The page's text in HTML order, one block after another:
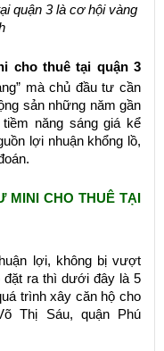
quận 3 là cơ hội vàng
cho thuê tại quận 3
mà chủ đầu tư cần
sản những năm gần
năng sáng giá kể
lợi nhuận khổng lồ,
MINI CHO THUÊ TẠI
lợi, không bị vượt
đặt ra thì dưới đây là 5
trình xây căn hộ cho
Thị Sáu, quận Phú